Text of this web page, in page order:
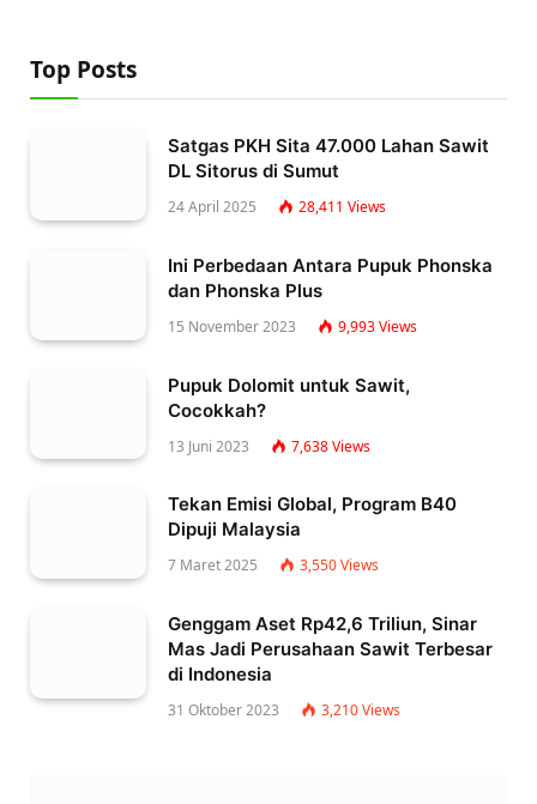
Top Posts
Satgas PKH Sita 47.000 Lahan Sawit
DL Sitorus di Sumut
24 April 2025 28,411 Views
Ini Perbedaan Antara Pupuk Phonska
dan Phonska Plus
15 November 2023 9,993Views
Pupuk Dolomit untuk Sawit,
Cocokkah?
13 Juni 2023 7,638Views
Tekan Emisi Global, Program B40
Dipuji Malaysia
7 Maret 2025 3,550Views
Genggam Aset Rp42,6 Triliun, Sinar
Mas Jadi Perusahaan Sawit Terbesar
di Indonesia
31 Oktober 2023 3,210Views